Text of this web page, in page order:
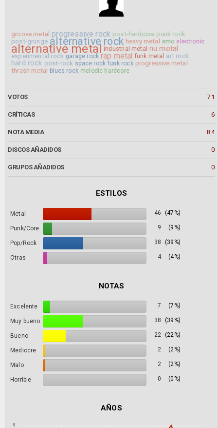
groove metal progressive rock post-hardcore punk rock
post-grunge alternative rock heavy metal emo electronic
alternative metal industrial metal nu metal
experimental rock garage rock rap metal funk metal art rock
hard rock post-rock space rock funk rock progressive metal
thrash metal
blues rock melodic hardcore
VOTOS 71
CRÍTICAS 6
NOTA MEDIA 84
DISCOS AÑADIDOS 0
GRUPOS AÑADIDOS 0
ESTILOS
Metal 46 (47%)
Punk/Core 9 (9%)
Pop/Rock 38 (39%)
Otras 4 (4%)
NOTAS
Excelente 7 (7%)
Muy bueno 38 (39%)
Bueno 22 (22%)
Mediocre 2 (2%)
Malo 2 (2%)
Horrible 0 (0%)
AÑOS
9